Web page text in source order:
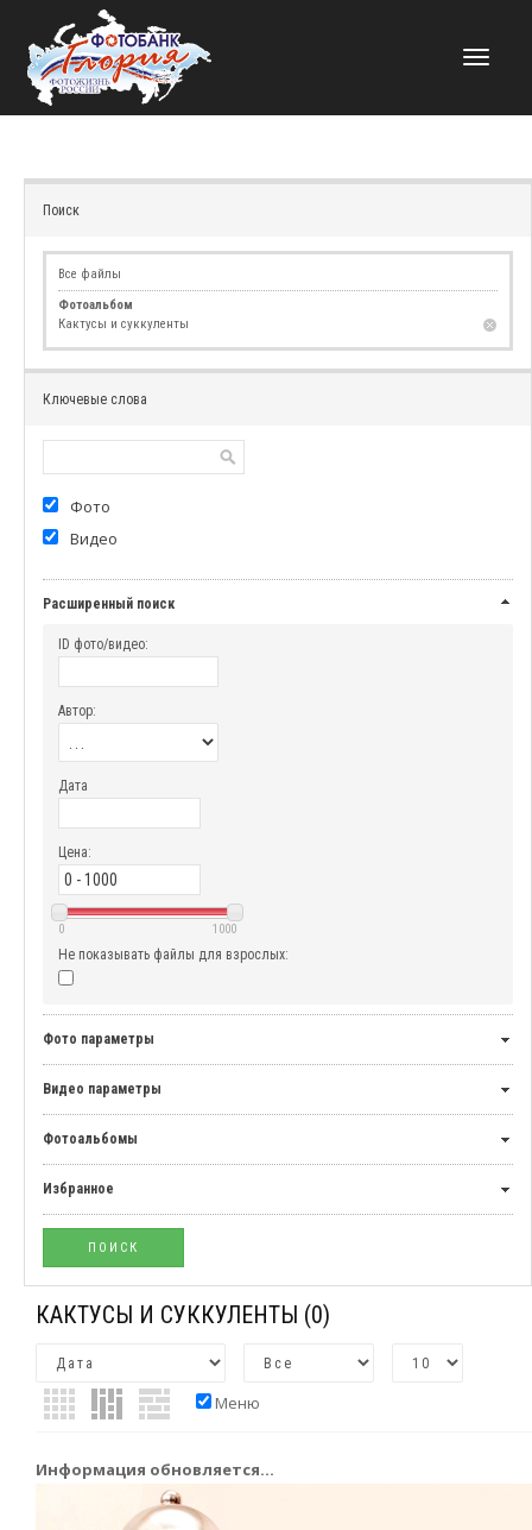
НАВИГАЦИЯ
Поиск
Все файлы
Фотоальбом
Кактусы и суккуленты
Ключевые слова
Фото
Видео
Расширенный поиск
ID фото/видео:
Автор:
Дата
Цена:
0 1000
Не показывать файлы для взрослых:
Фото параметры
Видео параметры
Фотоальбомы
Избранное
КАКТУСЫ И СУККУЛЕНТЫ (0)
Меню
Информация обновляется...